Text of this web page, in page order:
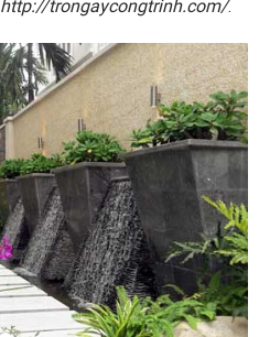
http://trongaycongtrinh.com/.